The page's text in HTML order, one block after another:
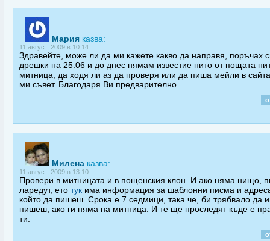
Мария казва:
11 август, 2009 в 10:14
Здравейте, може ли да ми кажете какво да направя, поръчах
дрешки на 25.06 и до днес нямам известие нито от пощата
митница, да ходя ли аз да проверя или да пиша мейли в
ми съвет. Благодаря Ви предварително.
Милена казва:
11 август, 2009 в 13:10
Провери в митницата и в пощенския клон. И ако няма нищо,
ларедут, ето тук има информация за шаблонни писма и
който да пишеш. Срока е 7 седмици, така че, би трябвало да
пишеш, ако ги няма на митница. И те ще проследят къде е
ти.